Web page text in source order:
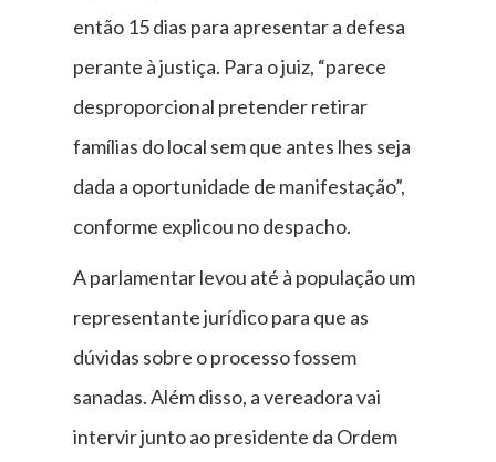
então 15 dias para apresentar a defesa
perante à justiça. Para o juiz, “parece
desproporcional pretender retirar
famílias do local sem que antes lhes seja
dada a oportunidade de manifestação”,
conforme explicou no despacho.
A parlamentar levou até à população um
representante jurídico para que as
dúvidas sobre o processo fossem
sanadas. Além disso, a vereadora vai
intervir junto ao presidente da Ordem